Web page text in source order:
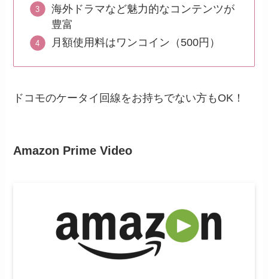
海外ドラマなど魅力的なコンテンツが
豊富
月額使用料はワンコイン（500円）
ドコモのケータイ回線をお持ちでない方もOK！
Amazon Prime Video